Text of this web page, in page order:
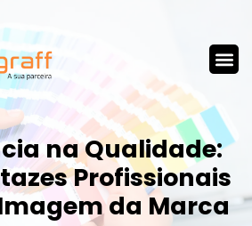
na Qualidade:
Profissionais
da Marca